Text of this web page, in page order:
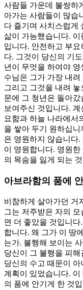
사람들 가운데 불쌍하
아가는 사람들이 많습
다 즐기며 사치스럽게
삶이 가능했습니다.
입니다. 안전하고 부
다. 그것이 당신의 기
년이 무엇을 하여야
수님은 그가 가장 내
그리고 그것을 내려
문에 그 청년은 돌아
보여주신 것입니다.
요함과 하늘 나라에서
을 쌓아 두기 원하십
은 영원하지 않습니다
이 영원합니다. 영원한
의 목숨을 잃게 되는
아브라함의 품에
비참하게 살아가던 거
그는 저주받은 자의
면 더 좋았을 것입니
합니다. 왜 그가 이 땅
는가. 불행해 보이는
당신이 그 불행을 피해
당신의 수고 때문이
계획이 있었습니다.
의 품에 안기게 한 것